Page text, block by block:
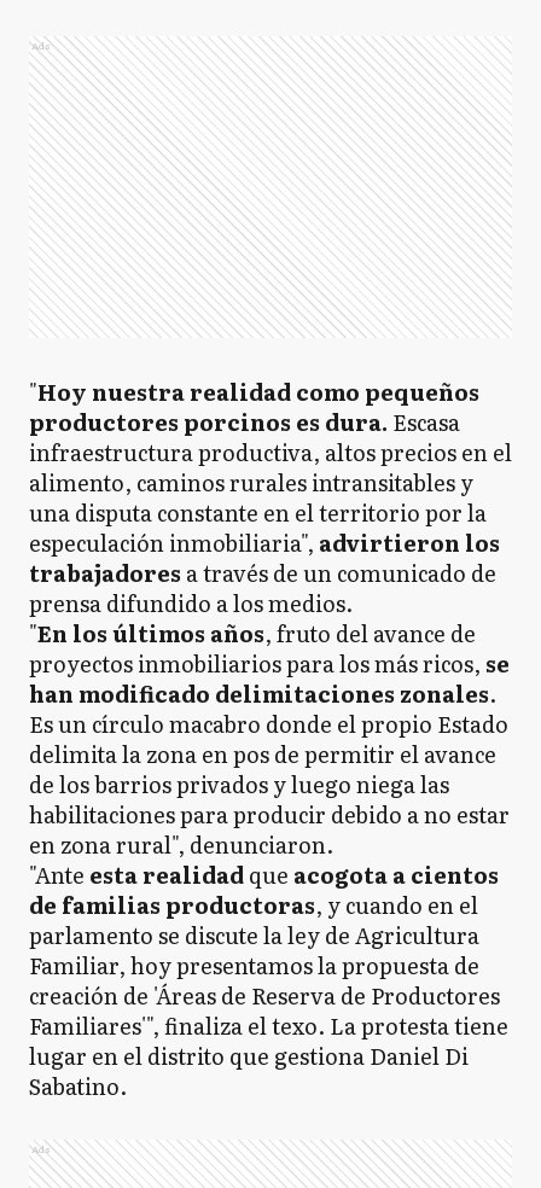
Ads
"Hoy nuestra realidad como pequeños
productores porcinos es dura. Escasa
infraestructura productiva, altos precios en el
alimento, caminos rurales intransitables y
una disputa constante en el territorio por la
especulación inmobiliaria", advirtieron los
trabajadores a través de un comunicado de
prensa difundido a los medios.
"En los últimos años, fruto del avance de
proyectos inmobiliarios para los más ricos, se
han modificado delimitaciones zonales.
Es un círculo macabro donde el propio Estado
delimita la zona en pos de permitir el avance
de los barrios privados y luego niega las
habilitaciones para producir debido a no estar
en zona rural", denunciaron.
"Ante esta realidadque acogota a cientos
de familias productoras, y cuando en el
parlamento se discute la ley de Agricultura
Familiar, hoy presentamos la propuesta de
creación de 'Áreas de Reserva de Productores
Familiares'", finaliza el texo. La protesta tiene
lugar en el distrito que gestiona Daniel Di
Sabatino.
Ads